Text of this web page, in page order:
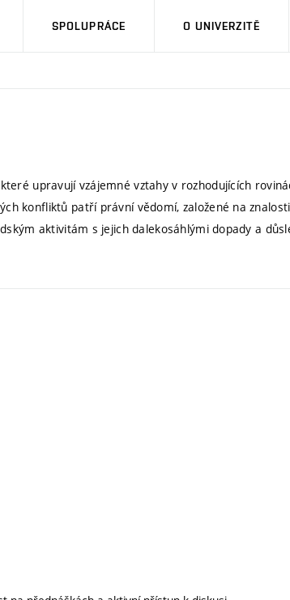
SPOLUPRÁCE O UNIVERZITĚ
upravují vzájemné vztahy v rozhodujících
konfliktů patří právní vědomí, založené na
aktivitám s jejich dalekosáhlými dopady a